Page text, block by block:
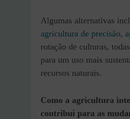
Algumas alternativas
agricultura de precisão,
rotação de culturas,
para um uso mais
recursos naturais.
Como a agricultura
contribui para as